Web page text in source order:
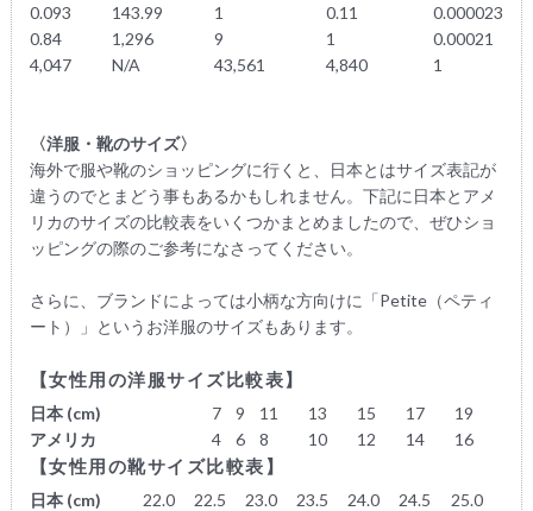
0.093
143.99 1 0.11
0.000023
0.84
1,296 9 1
0.00021
4,047
N/A 43,561 4,840 1
〈洋服・靴のサイズ〉
海外で服や靴のショッピングに行くと、日本とはサイズ表記が
違うのでとまどう事もあるかもしれません。下記に日本とアメ
リカのサイズの比較表をいくつかまとめましたので、ぜひショ
ッピングの際のご参考になさってください。
さらに、ブランドによっては小柄な方向けに「Petite（ペティ
ート）」というお洋服のサイズもあります。
【女性用の洋服サイズ比較表】
日本 (cm) 7 9 11 13 15 17
19
アメリカ
4 6 8 10 12 14 16
【女性用の靴サイズ比較表】
日本 (cm) 22.0 22.5 23.0 23.5 24.0 24.5
25.0